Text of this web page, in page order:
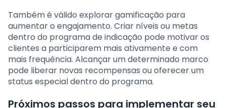
Também é válido explorar gamificação para
aumentar o engajamento. Criar níveis ou metas
dentro do programa de indicação pode motivar os
clientes a participarem mais ativamente e com
mais frequência. Alcançar um determinado marco
pode liberar novas recompensas ou oferecer um
status especial dentro do programa.
Próximos passos para implementar seu